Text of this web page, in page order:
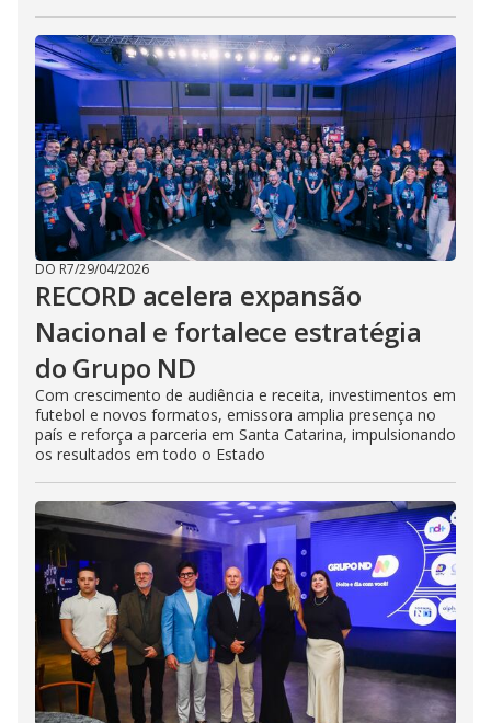
DO R7/29/04/2026
RECORD acelera expansão
Nacional e fortalece estratégia
do Grupo ND
Com crescimento de audiência e receita, investimentos em
futebol e novos formatos, emissora amplia presença no
país e reforça a parceria em Santa Catarina, impulsionando
os resultados em todo o Estado